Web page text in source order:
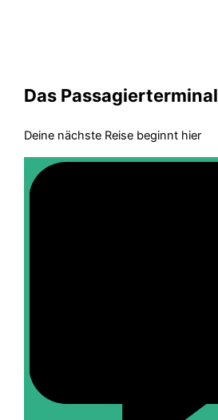
Das Passagierterminal
Deine nächste Reise beginnt hier